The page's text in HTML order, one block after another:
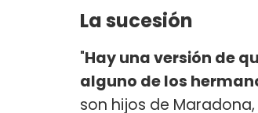
La sucesión
"Hay una versión de
alguno de los
son hijos de